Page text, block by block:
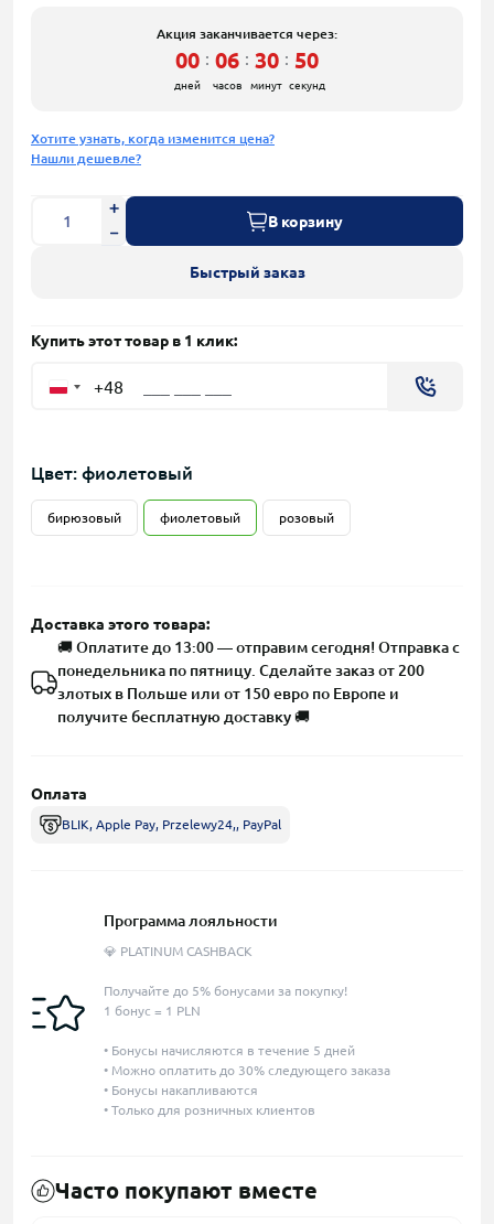
Акция заканчивается через:
00
дней
: 06
часов
: 30
минут
: 50
секунд
Хотите узнать, когда изменится цена?
Нашли дешевле?
В корзину
Быстрый заказ
Купить этот товар в 1 клик:
+48
Цвет: фиолетовый
бирюзовый фиолетовый розовый
Доставка этого товара:
🚚 Оплатите до 13:00 — отправим сегодня! Отправка с
понедельника по пятницу. Сделайте заказ от 200
злотых в Польше или от 150 евро по Европе и
получите бесплатную доставку 🚚
Оплата
BLIK, Apple Pay, Przelewy24,, PayPal
Программа лояльности
💎 PLATINUM CASHBACK
Получайте до 5% бонусами за покупку!
1 бонус = 1 PLN
• Бонусы начисляются в течение 5 дней
• Можно оплатить до 30% следующего заказа
• Бонусы накапливаются
• Только для розничных клиентов
Часто покупают вместе